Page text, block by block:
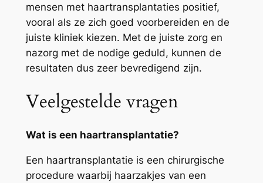
mensen met haartransplantaties positief,
vooral als ze zich goed voorbereiden en de
juiste kliniek kiezen. Met de juiste zorg en
nazorg met de nodige geduld, kunnen de
resultaten dus zeer bevredigend zijn.
Veelgestelde vragen
Wat is een haartransplantatie?
Een haartransplantatie is een chirurgische
procedure waarbij haarzakjes van een